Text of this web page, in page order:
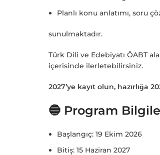
Planlı konu anlatımı, soru
sunulmaktadır.
Türk Dili ve Edebiyatı ÖABT
içerisinde ilerletebilirsiniz.
2027’ye kayıt olun, hazırlığa
🔵 Program
Başlangıç: 19 Ekim 2026
Bitiş: 15 Haziran 2027